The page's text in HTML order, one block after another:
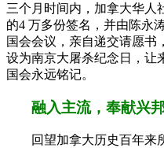
三个月时间内，加拿大华人
的4 万多份签名，并由陈永
国会会议，亲自递交请愿书
设为南京大屠杀纪念日，让
国会永远铭记。
融入主流，奉献兴
回望加拿大历史百年来